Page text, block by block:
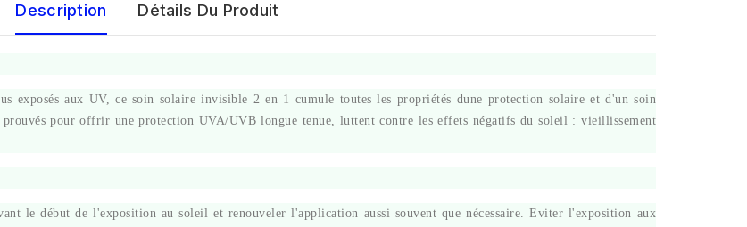
Description Détails Du Produit
exposés aux UV, ce soin solaire invisible 2 en 1 cumule toutes les propriétés dune protection solaire et d'un soin
pour offrir une protection UVA/UVB longue tenue, luttent contre les effets négatifs du soleil : vieillissement
le début de l'exposition au soleil et renouveler l'application aussi souvent que nécessaire. Eviter l'exposition aux